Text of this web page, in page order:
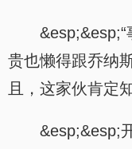
贵也懒得跟乔纳
且，这家伙肯定
&esp;&esp;